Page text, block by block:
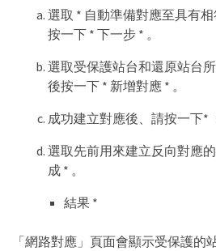
選取 * 自動準備對應至具有
按一下 * 下一步 * 。
選取受保護站台和還原站台
後按一下 * 新增對應 * 。
成功建立對應後、請按一下*
選取先前用來建立反向對應
成 * 。
結果 *
「網路對應」頁面會顯示受保護的